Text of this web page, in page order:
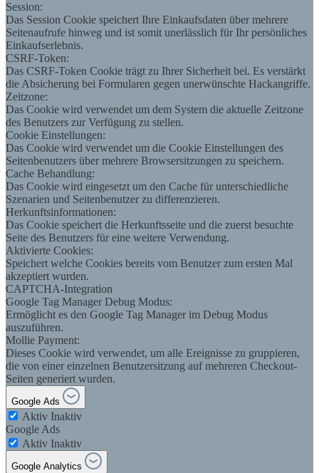
Session:
Das Session Cookie speichert Ihre Einkaufsdaten über mehrere
Seitenaufrufe hinweg und ist somit unerlässlich für Ihr persönliches
Einkaufserlebnis.
CSRF-Token:
Das CSRF-Token Cookie trägt zu Ihrer Sicherheit bei. Es verstärkt
die Absicherung bei Formularen gegen unerwünschte Hackangriffe.
Zeitzone:
Das Cookie wird verwendet um dem System die aktuelle Zeitzone
des Benutzers zur Verfügung zu stellen.
Cookie Einstellungen:
Das Cookie wird verwendet um die Cookie Einstellungen des
Seitenbenutzers über mehrere Browsersitzungen zu speichern.
Cache Behandlung:
Das Cookie wird eingesetzt um den Cache für unterschiedliche
Szenarien und Seitenbenutzer zu differenzieren.
Herkunftsinformationen:
Das Cookie speichert die Herkunftsseite und die zuerst besuchte
Seite des Benutzers für eine weitere Verwendung.
Aktivierte Cookies:
Speichert welche Cookies bereits vom Benutzer zum ersten Mal
akzeptiert wurden.
CAPTCHA-Integration
Google Tag Manager Debug Modus:
Ermöglicht es den Google Tag Manager im Debug Modus
auszuführen.
Mollie Payment:
Dieses Cookie wird verwendet, um alle Ereignisse zu gruppieren,
die von einer einzelnen Benutzersitzung auf mehreren Checkout-
Seiten generiert wurden.
Google Ads
Aktiv Inaktiv
Google Ads
Aktiv Inaktiv
Google Analytics